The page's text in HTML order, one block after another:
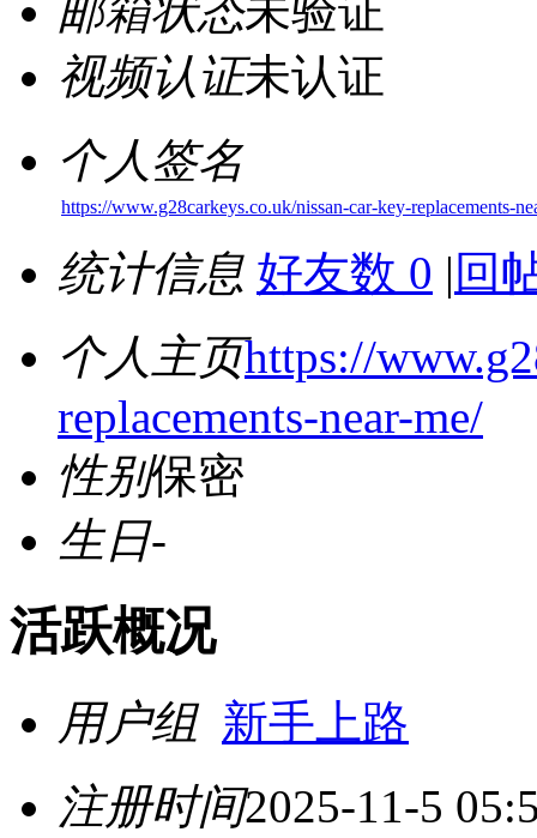
邮箱状态未验证
视频认证未认证
个人签名
https://www.g28carkeys.co.uk/nissan-car-key-replacements-
统计信息 好友数 0 | 回
个人主页https://
replacements-near-me/
性别保密
生日-
活跃概况
用户组 新手上路
注册时间2025-11-5